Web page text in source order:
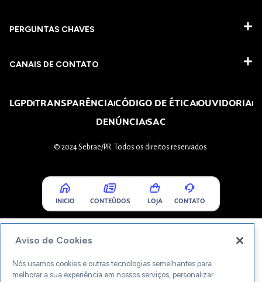
PERGUNTAS CHAVES​
CANAIS DE CONTATO
LGPDTRANSPARÊNCIACÓDIGO DE ÉTICAOUVIDORIA
DENÚNCIASAC
© 2024 Sebrae/PR. Todos os direitos reservados.
INICIO CONTEÚDOS LOJA CONTATO
Aviso de Cookies
Nós usamos cookies e outras tecnologias semelhantes para
melhorar a sua experiência em nossos serviços, personalizar